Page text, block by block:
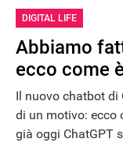
DIGITAL LIFE
Abbiamo
ecco come
Il nuovo chatbot di
di un motivo: ecco
già oggi ChatGPT